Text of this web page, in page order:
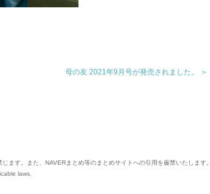
母の友 2021年9月号が発売されました。 ＞
ます。
また、NAVERまとめ等のまとめサイトへの引用を厳禁いたします。
laws.